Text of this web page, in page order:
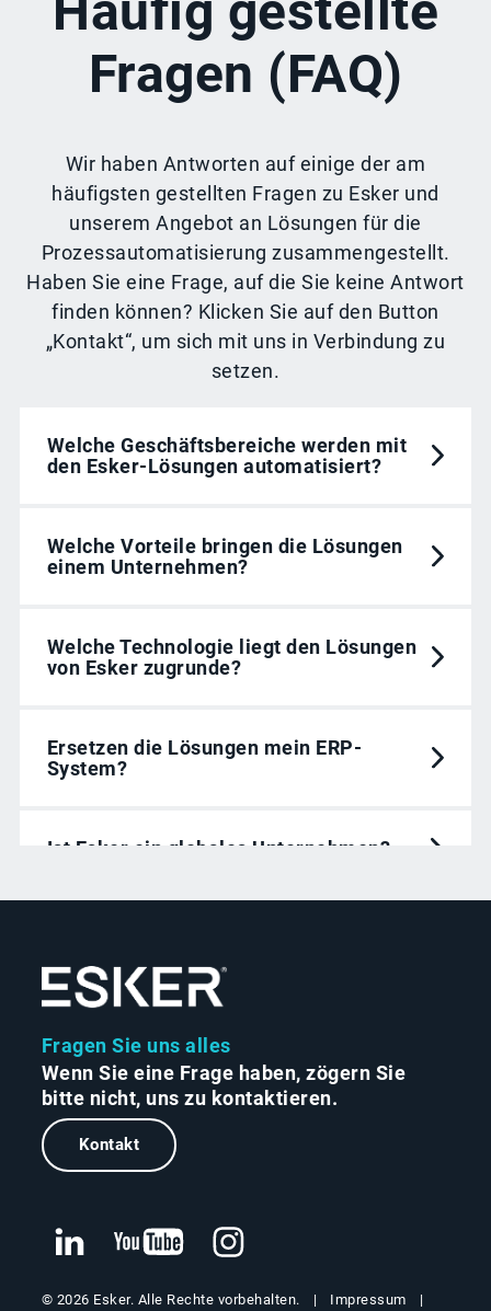
Fragen (FAQ)
Wir haben Antworten auf einige der am
häufigsten gestellten Fragen zu Esker und
unserem Angebot an Lösungen für die
Prozessautomatisierung zusammengestellt.
Haben Sie eine Frage, auf die Sie keine Antwort
finden können? Klicken Sie auf den Button
„Kontakt“, um sich mit uns in Verbindung zu
setzen.
Welche Geschäftsbereiche werden mit
den Esker-Lösungen automatisiert?
Welche Vorteile bringen die Lösungen
einem Unternehmen?
Welche Technologie liegt den Lösungen
von Esker zugrunde?
Ersetzen die Lösungen mein ERP-
System?
Ist Esker ein globales Unternehmen?
Fragen Sie uns alles
Wenn Sie eine Frage haben, zögern Sie
bitte nicht, uns zu kontaktieren.
Kontakt
© 2026 Esker. Alle Rechte vorbehalten. Impressum